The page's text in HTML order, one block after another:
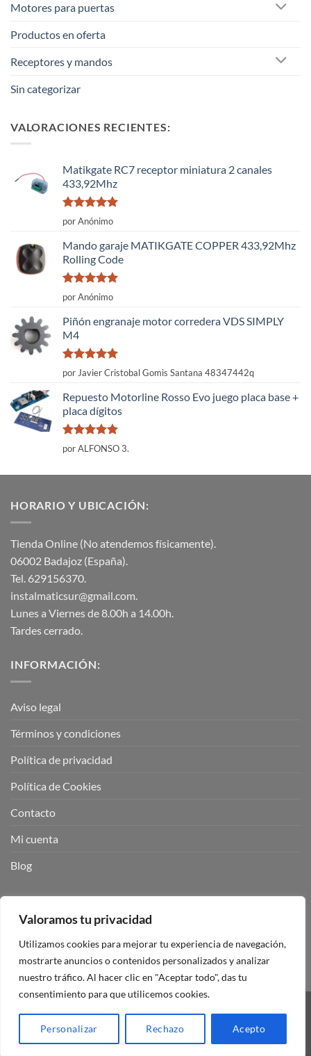
Valoramos tu privacidad
Utilizamos cookies para mejorar tu experiencia de navegación,
mostrarte anuncios o contenidos personalizados y analizar
nuestro tráfico. Al hacer clic en "Aceptar todo", das tu
consentimiento para que utilicemos cookies.
Personalizar Rechazo Acepto
Motores para puertas
Productos en oferta
Receptores y mandos
Sin categorizar
VALORACIONES RECIENTES:
Matikgate RC7 receptor miniatura 2 canales
433,92Mhz
Valorado
con
por Anónimo
Mando garaje MATIKGATE COPPER 433,92Mhz
Rolling Code
Valorado
con
por Anónimo
Piñón engranaje motor corredera VDS SIMPLY
M4
Valorado
con
por Javier Cristobal Gomis Santana 48347442q
Repuesto Motorline Rosso Evo juego placa base +
placa dígitos
Valorado
con
por ALFONSO 3.
HORARIO Y UBICACIÓN:
Tienda Online (No atendemos físicamente).
06002 Badajoz (España).
Tel. 629156370.
instalmaticsur@gmail.com.
Lunes a Viernes de 8.00h a 14.00h.
Tardes cerrado.
INFORMACIÓN:
Aviso legal
Términos y condiciones
Política de privacidad
Política de Cookies
Contacto
Mi cuenta
Blog
Visa PayPal Stripe MasterCard
Copyright 2026 ©Mando Garaje Universal Tienda Online España.